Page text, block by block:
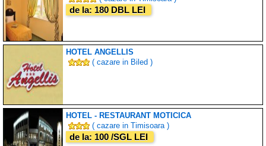
de la: 180 DBL LEI
HOTEL ANGELLIS
( cazare in Biled )
HOTEL - RESTAURANT MOTICICA
( cazare in Timisoara )
de la: 100 /SGL LEI